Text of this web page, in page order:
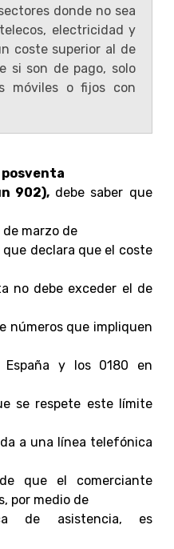
donde no sea
electricidad y
coste superior al de
si son de pago, solo
móviles o fijos con
902), debe saber que
marzo de
declara que el coste
no debe exceder el de
números que impliquen
y los 0180 en
se respete este límite
a una línea telefónica
que el comerciante
por medio de
de asistencia, es